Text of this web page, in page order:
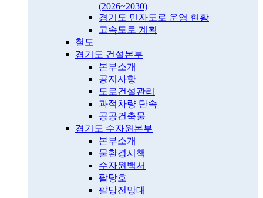
(2026~2030)
경기도 민자도로 운영 현황
고속도로 계획
철도
경기도 건설본부
본부소개
공지사항
도로건설관리
과적차량 단속
공공건축물
경기도 수자원본부
본부소개
물환경시책
수자원백서
팔당호
팔당전망대